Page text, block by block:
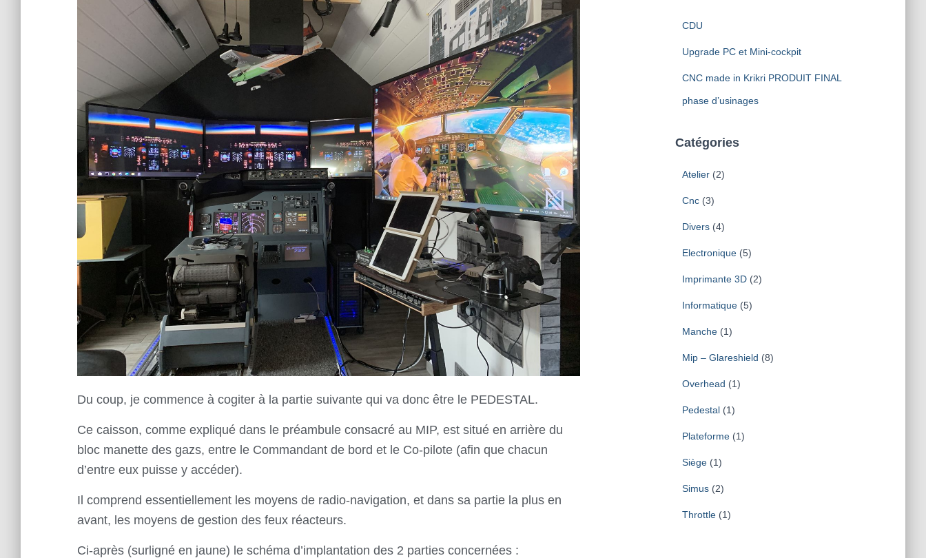
Du coup, je commence à cogiter à la partie suivante qui va donc être le PEDESTAL.
Ce caisson, comme expliqué dans le préambule consacré au MIP, est situé en arrière du
bloc manette des gazs, entre le Commandant de bord et le Co-pilote (afin que chacun
d’entre eux puisse y accéder).
Il comprend essentiellement les moyens de radio-navigation, et dans sa partie la plus en
avant, les moyens de gestion des feux réacteurs.
Ci-après (surligné en jaune) le schéma d’implantation des 2 parties concernées :
CDU
Upgrade PC et Mini-cockpit
CNC made in Krikri PRODUIT FINAL
phase d’usinages
Catégories
Atelier(2)
Cnc(3)
Divers(4)
Electronique(5)
Imprimante 3D(2)
Informatique(5)
Manche(1)
Mip – Glareshield (8)
Overhead (1)
Pedestal(1)
Plateforme(1)
Siège(1)
Simus(2)
Throttle(1)